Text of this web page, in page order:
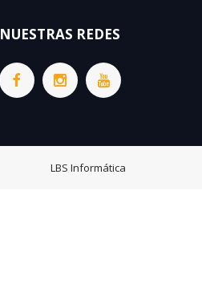
NUESTRAS REDES
LBS Informática